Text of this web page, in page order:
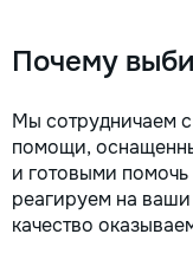
Почему
Мы сотрудничаем
помощи,
и готовыми
реагируем на
качество